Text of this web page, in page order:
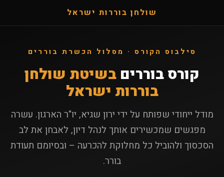
שולחן בוררות ישראל
סילבוס הקורס · מסלול הכשרת בוררים
קורס בוררים בשיטת שולחן
בוררות ישראל
מודל ייחודי שפותח על ידי ירון שגיא, יו"ר הארגון. עשרה
מפגשים שמכשירים אותך לנהל דיון, לאבחן את לב
הסכסוך ולהוביל כל מחלוקת להכרעה – ובסיומם תעודת
בורר.